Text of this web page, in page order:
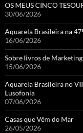
OS MEUS CINCO
30/06/2026
Aquarela Brasileira na
16/06/2026
Sobre livros de
15/06/2026
Aquarela Brasileira no VII
Lusofonia
07/06/2026
Casas que Vêm do Mar
26/05/2026